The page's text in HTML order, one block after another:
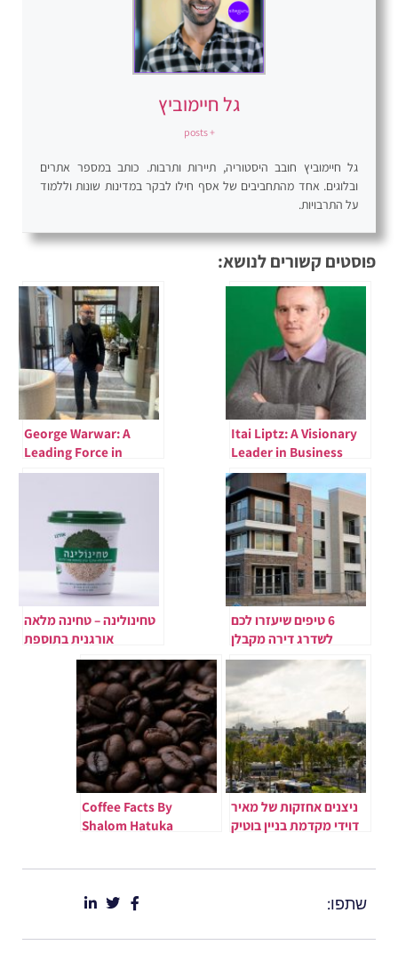
גל חיימוביץ
+ posts
גל חיימוביץ חובב היסטוריה, תיירות ותרבות. כותב במספר אתרים
ובלוגים. אחד מהתחביבים של אסף חילו לבקר במדינות שונות וללמוד
על התרבויות.
פוסטים קשורים לנושא:
Itai Liptz: A Visionary
Leader in Business
and Innovation
George Warwar: A
Leading Force in
Global Business and
Insights
6 טיפים שיעזרו לכם
לשדרג דירה מקבלן
טחינולינה – טחינה מלאה
אורגנית בתוספת
ספירולינה
ניצנים אחזקות של מאיר
דוידי מקדמת בניין בוטיק
Coffee Facts By
Shalom Hatuka
שתפו: